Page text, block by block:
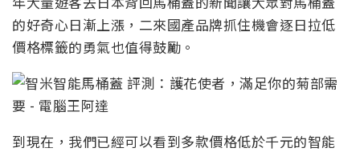
的好奇心日漸上漲，二來國產品牌抓住機會逐日拉低
價格標籤的勇氣也值得鼓勵。
到現在，我們已經可以看到多款價格低於千元的智能